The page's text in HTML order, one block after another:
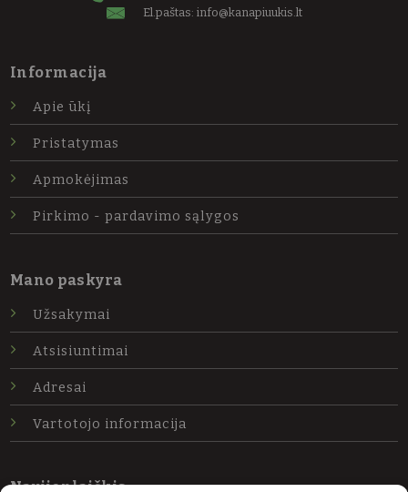
El.paštas: info@kanapiuukis.lt
Informacija
Apie ūkį
Pristatymas
Apmokėjimas
Pirkimo - pardavimo sąlygos
Mano paskyra
Užsakymai
Atsisiuntimai
Adresai
Vartotojo informacija
Naujienlaiškis